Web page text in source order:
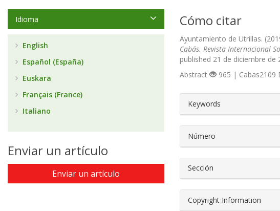
Cómo citar
Ayuntamiento de Utrillas.
Cabás. Revista Internacional
published 21 de diciembre de
Abstract 965 | Cabas2109
Keywords
Número
Sección
Copyright Information
Idioma
English
Español (España)
Euskara
Français (France)
Italiano
Enviar un artículo
Enviar un artículo